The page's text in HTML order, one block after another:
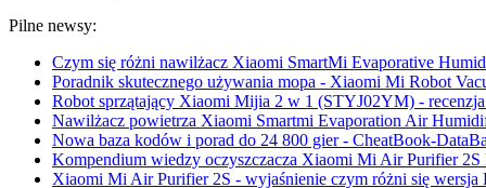
Pilne newsy:
Czym się różni nawilżacz Xiaomi SmartMi Evaporative
Poradnik skutecznego używania mopa - Xiaomi Mi Robot
Robot sprzątający Xiaomi Mijia 2 w 1 (STYJ02YM) -
Nawilżacz powietrza Xiaomi Smartmi Evaporation Air
Nowa baza kodów i porad do 24 800 gier - CheatBook-
Kompendium wiedzy oczyszczacza Xiaomi Mi Air Purifier
Xiaomi Mi Air Purifier 2S - wyjaśnienie czym różni się wersja